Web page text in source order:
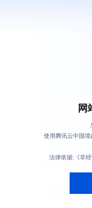
网
使用腾讯云中国
法律依据:《非